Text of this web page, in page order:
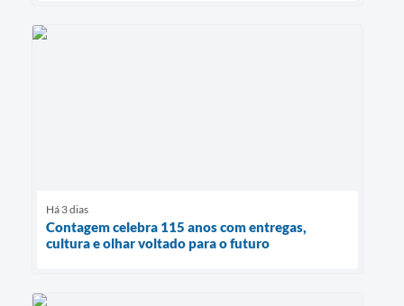
Há 3 dias
Contagem celebra 115 anos com entregas,
cultura e olhar voltado para o futuro